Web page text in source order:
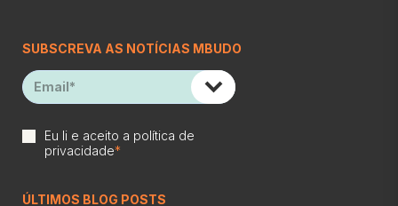
SUBSCREVA AS NOTÍCIAS MBUDO
Eu li e aceito a política de
privacidade*
ÚLTIMOS BLOG POSTS